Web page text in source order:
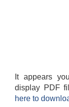
It appears
display PDF
here to